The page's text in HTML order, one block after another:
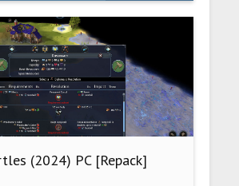
(2024) PC [Repack]